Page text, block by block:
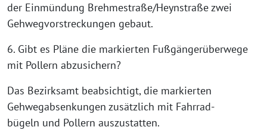
der Einmündung Brehmestraße/Heynstraße zwei
Gehwegvorstreckungen gebaut.
6. Gibt es Pläne die markierten Fußgängerüberwege
mit Pollern abzusichern?
Das Bezirksamt beabsichtigt, die markierten
Gehwegabsenkungen zusätzlich mit Fahrrad-
bügeln und Pollern auszustatten.